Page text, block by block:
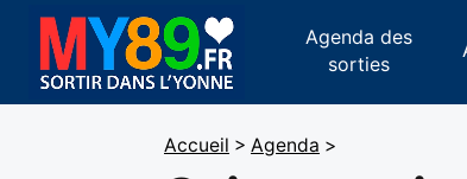
Agenda des
sorties
Accueil > Agenda >